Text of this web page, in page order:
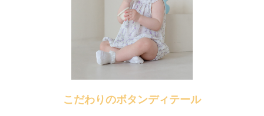
こだわりのボタンディテール